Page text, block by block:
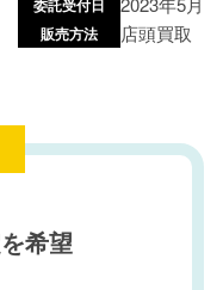
委託受付日
販売方法 店頭買取
希望